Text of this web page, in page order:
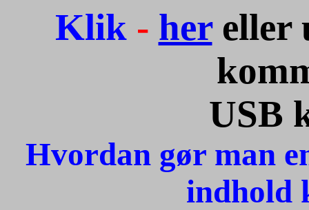
Klik - her eller
USB
Hvordan gør man
indhold